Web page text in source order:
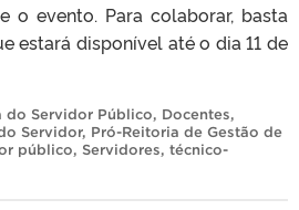
o evento. Para colaborar, basta
estará disponível até o dia 11 de
do Servidor Público, Docentes,
Servidor, Pró-Reitoria de Gestão de
público, Servidores, técnico-